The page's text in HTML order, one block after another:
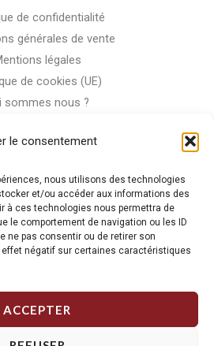
le consentement
nous utilisons des technologies
et/ou accéder aux informations des
à ces technologies nous permettra de
le comportement de navigation ou les ID
ne pas consentir ou de retirer son
négatif sur certaines caractéristiques
ACCEPTER
de confidentialité
générales de vente
légales
de cookies (UE)
sommes nous ?
passion, venez visiter notre shop
de motos